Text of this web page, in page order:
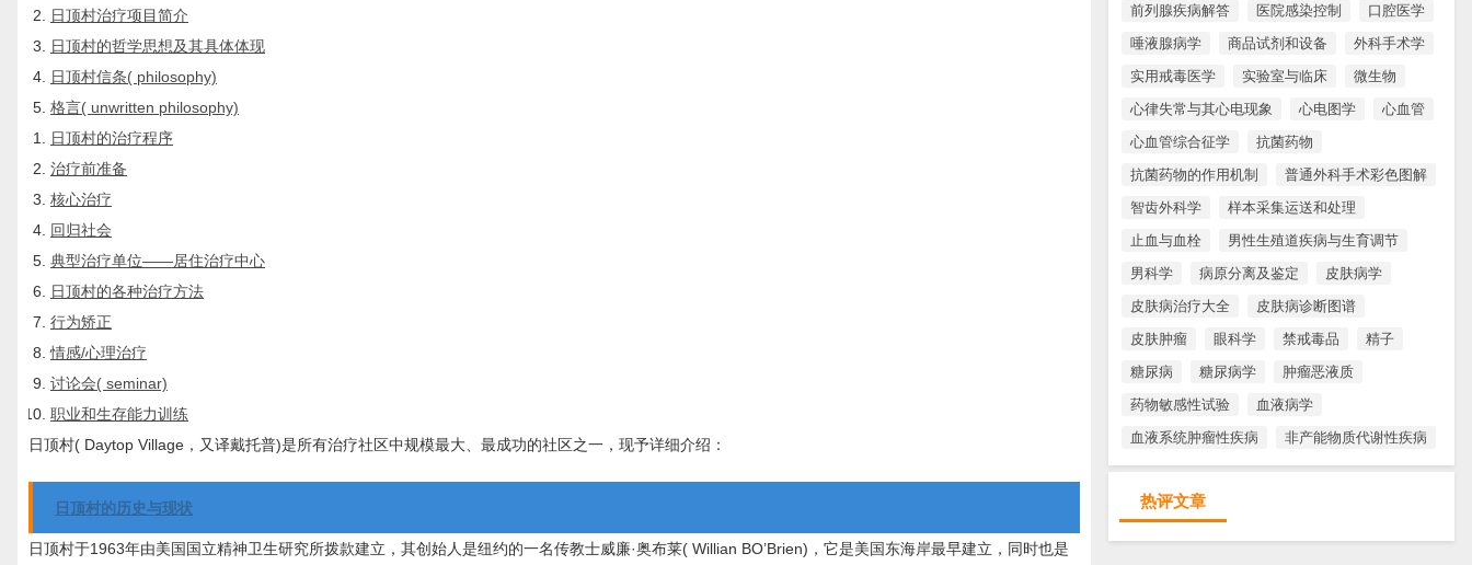
前列腺疾病解答
医院感染控制
口腔医学
唾液腺病学
商品试剂和设备
外科手术学
实用戒毒医学
实验室与临床
微生物
心律失常与其心电现象
心电图学
心血管
心血管综合征学
抗菌药物
抗菌药物的作用机制
普通外科手术彩色图解
智齿外科学
样本采集运送和处理
止血与血栓
男性生殖道疾病与生育调节
男科学
病原分离及鉴定
皮肤病学
皮肤病治疗大全
皮肤病诊断图谱
皮肤肿瘤
眼科学 禁戒毒品
精子
糖尿病
糖尿病学
肿瘤恶液质
药物敏感性试验
血液病学
血液系统肿瘤性疾病
非产能物质代谢性疾病
热评文章
日顶村治疗项目简介
日顶村的哲学思想及其具体体现
日顶村信条( philosophy)
格言( unwritten philosophy)
日顶村的治疗程序
治疗前准备
核心治疗
回归社会
典型治疗单位——居住治疗中心
日顶村的各种治疗方法
行为矫正
情感/心理治疗
讨论会( seminar)
职业和生存能力训练
日顶村( Daytop Village，又译戴托普)是所有治疗社区中规模最大、最成功的社区之一，现予详细介绍：
日顶村的历史与现状
日顶村于1963年由美国国立精神卫生研究所拨款建立，其创始人是纽约的一名传教士威廉·奥布莱( Willian BO’Brien)，它是美国东海岸最早建立，同时也是